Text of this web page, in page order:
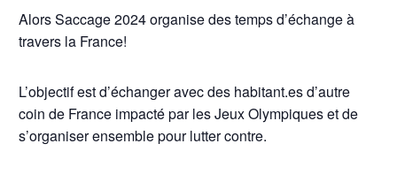
Alors Saccage 2024 organise des temps d’échange à
travers la France!
L’objectif est d’échanger avec des habitant.es d’autre
coin de France impacté par les Jeux Olympiques et de
s’organiser ensemble pour lutter contre.